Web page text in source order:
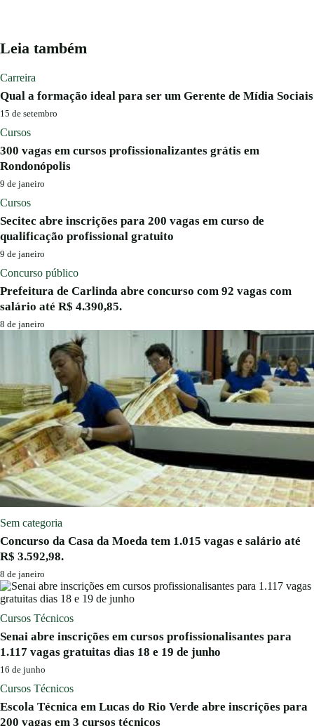
Leia também
Carreira
Qual a formação ideal para ser um Gerente de Mídia Sociais
15 de setembro
Cursos
300 vagas em cursos profissionalizantes grátis em
Rondonópolis
9 de janeiro
Cursos
Secitec abre inscrições para 200 vagas em curso de
qualificação profissional gratuito
9 de janeiro
Concurso público
Prefeitura de Carlinda abre concurso com 92 vagas com
salário até R$ 4.390,85.
8 de janeiro
Sem categoria
Concurso da Casa da Moeda tem 1.015 vagas e salário até
R$ 3.592,98.
8 de janeiro
Cursos Técnicos
Senai abre inscrições em cursos profissionalisantes para
1.117 vagas gratuitas dias 18 e 19 de junho
16 de junho
Cursos Técnicos
Escola Técnica em Lucas do Rio Verde abre inscrições para
200 vagas em 3 cursos técnicos